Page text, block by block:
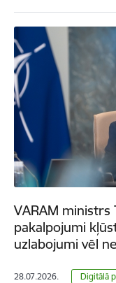
VARAM ministrs
pakalpojumi
uzlabojumi vēl
28.07.2026. Digitālā